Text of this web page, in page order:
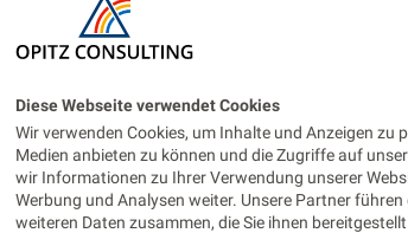
Diese Webseite verwendet Cookies
Wir verwenden Cookies, um Inhalte und Anzeigen zu
Medien anbieten zu können und die Zugriffe auf
wir Informationen zu Ihrer Verwendung unserer
Werbung und Analysen weiter. Unsere Partner
weiteren Daten zusammen, die Sie ihnen